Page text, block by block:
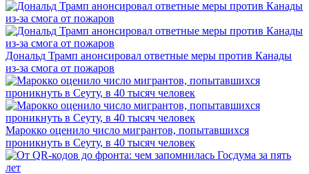
Дональд Трамп анонсировал ответные меры против Канады
из-за смога от пожаров
Марокко оценило число мигрантов, попытавшихся
проникнуть в Сеуту, в 40 тысяч человек